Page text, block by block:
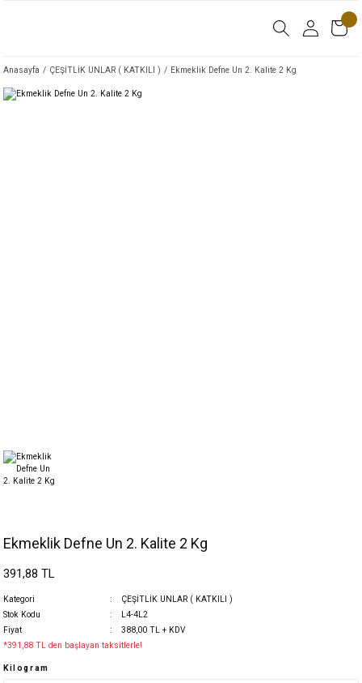
Anasayfa ÇEŞİTLİK UNLAR ( KATKILI ) Ekmeklik Defne Un 2. Kalite 2 Kg
Ekmeklik Defne Un 2. Kalite 2 Kg
391,88 TL
Kategori
ÇEŞİTLİK UNLAR ( KATKILI )
Stok Kodu
L4-4L2
Fiyat
388,00 TL + KDV
*391,88 TL den başlayan taksitlerle!
Kilogram